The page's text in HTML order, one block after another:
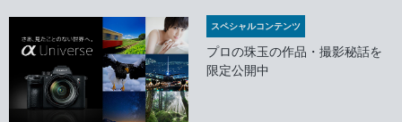
スペシャルコンテンツ
プロの珠玉の作品・撮影秘話を
限定公開中